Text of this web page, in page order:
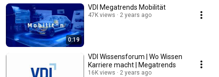
0:19
VDI Megatrends Mobilität
47K views 2 years ago
VDI Wissensforum | Wo Wissen
Karriere macht | Megatrends
16K views 2 years ago